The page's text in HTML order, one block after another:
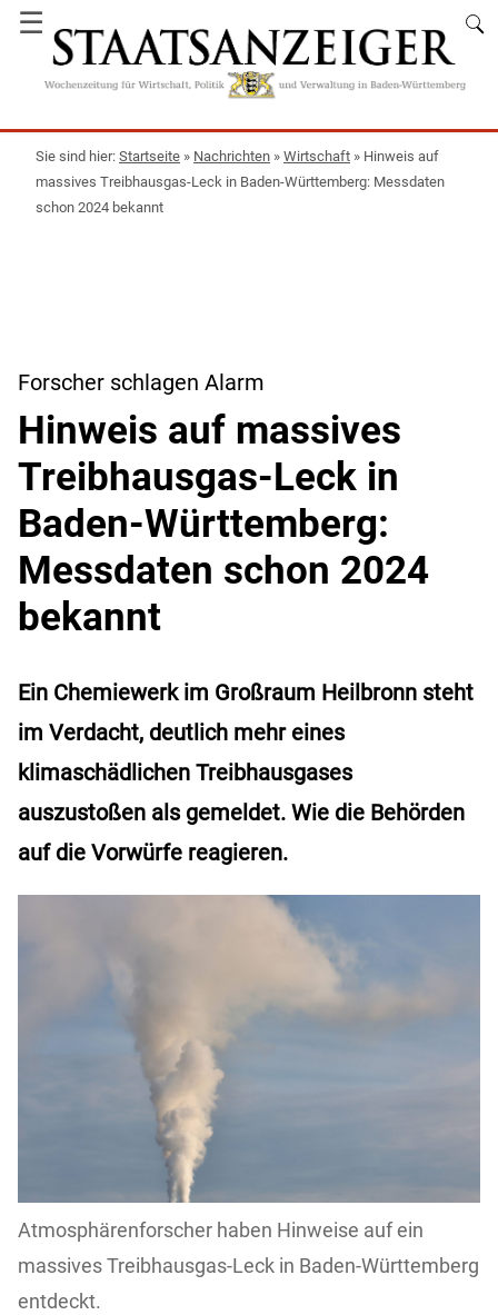
☰
Startseite » Nachrichten » Wirtschaft » Hinweis auf
massives Treibhausgas-Leck in Baden-Württemberg: Messdaten
schon 2024 bekannt
Forscher schlagen Alarm
Hinweis auf massives
Treibhausgas-Leck in
Baden-Württemberg:
Messdaten schon 2024
bekannt
Ein Chemiewerk im Großraum Heilbronn steht
im Verdacht, deutlich mehr eines
klimaschädlichen Treibhausgases
auszustoßen als gemeldet. Wie die Behörden
auf die Vorwürfe reagieren.
Atmosphärenforscher haben Hinweise auf ein
massives Treibhausgas-Leck in Baden-Württemberg
entdeckt.